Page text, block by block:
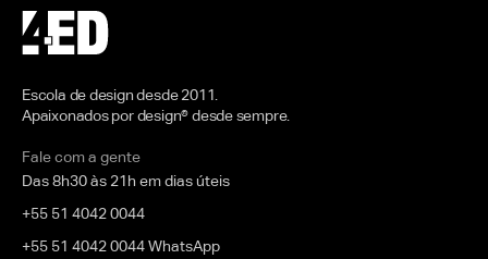
Escola de design desde 2011.
Apaixonados por design® desde sempre.
Fale com a gente
Das 8h30 às 21h em dias úteis
+55 51 4042 0044
+55 51 4042 0044 WhatsApp